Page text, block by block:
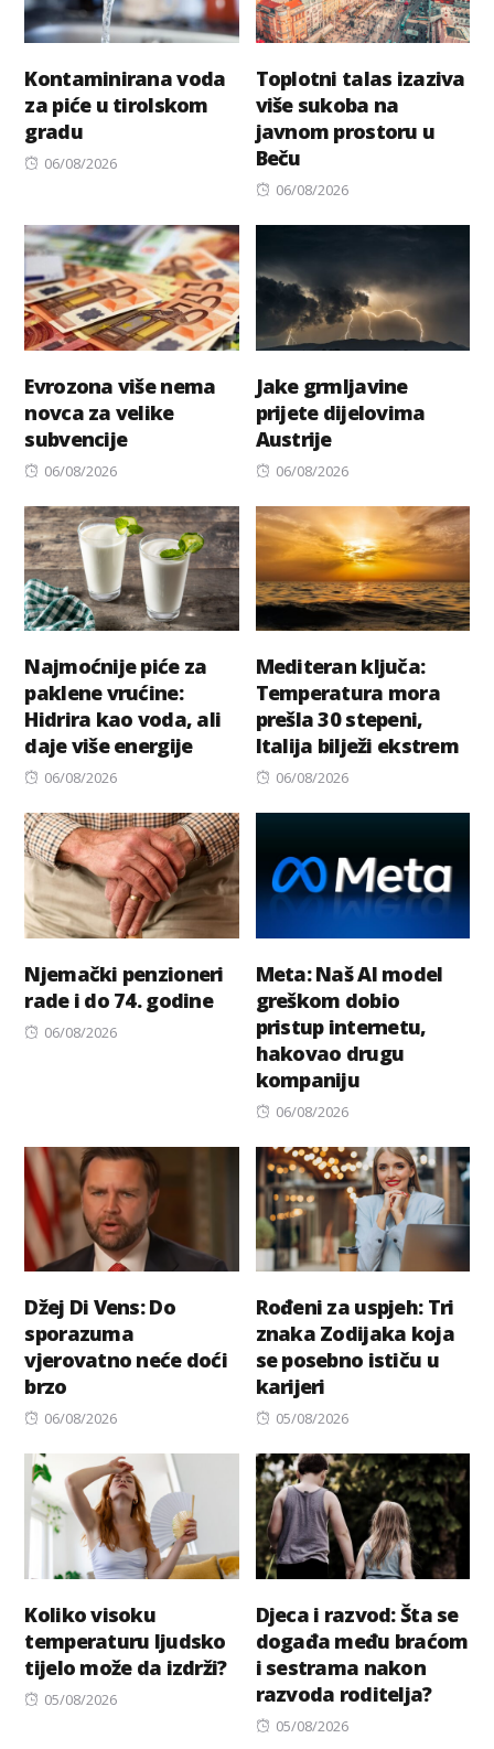
Kontaminirana voda
za piće u tirolskom
gradu
Posted
06/08/2026
Toplotni talas izaziva
više sukoba na
javnom prostoru u
Beču
Posted
06/08/2026
Evrozona više nema
novca za velike
subvencije
Posted
06/08/2026
Jake grmljavine
prijete dijelovima
Austrije
Posted
06/08/2026
Najmoćnije piće za
paklene vrućine:
Hidrira kao voda, ali
daje više energije
Posted
06/08/2026
Mediteran ključa:
Temperatura mora
prešla 30 stepeni,
Italija bilježi ekstrem
Posted
06/08/2026
Njemački penzioneri
rade i do 74. godine
Posted
06/08/2026
Meta: Naš AI model
greškom dobio
pristup internetu,
hakovao drugu
kompaniju
Posted
06/08/2026
Džej Di Vens: Do
sporazuma
vjerovatno neće doći
brzo
Posted
06/08/2026
Rođeni za uspjeh: Tri
znaka Zodijaka koja
se posebno ističu u
karijeri
Posted
05/08/2026
Koliko visoku
temperaturu ljudsko
tijelo može da izdrži?
Posted
05/08/2026
Djeca i razvod: Šta se
događa među braćom
i sestrama nakon
razvoda roditelja?
Posted
05/08/2026